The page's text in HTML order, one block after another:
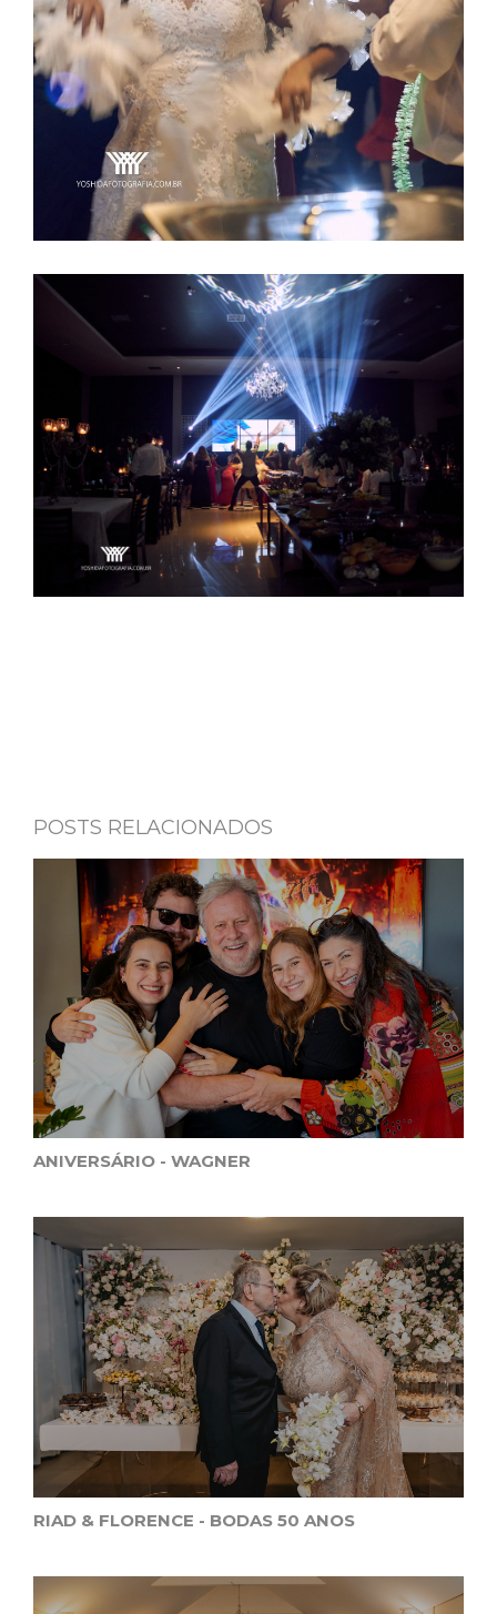
POSTS RELACIONADOS
ANIVERSÁRIO - WAGNER
RIAD & FLORENCE - BODAS 50 ANOS